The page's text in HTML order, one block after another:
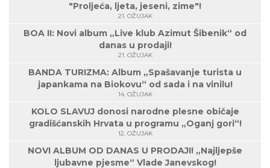
"Proljeća, ljeta, jeseni, zime"!
21. OŽUJAK
BOA II: Novi album „Live klub Azimut Šibenik“ od
danas u prodaji!
21. OŽUJAK
BANDA TURIZMA: Album „Spašavanje turista u
japankama na Biokovu“ od sada i na vinilu!
14. OŽUJAK
KOLO SLAVUJ donosi narodne plesne običaje
gradišćanskih Hrvata u programu „Oganj gori“!
12. OŽUJAK
NOVI ALBUM OD DANAS U PRODAJI! „Najljepše
ljubavne pjesme“ Vlade Janevskog!